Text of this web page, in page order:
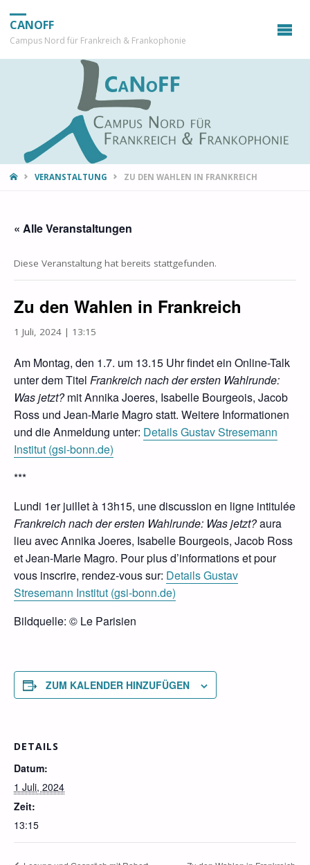
CANOFF
Campus Nord für Frankreich & Frankophonie
STARTVERANSTALTUNG ZU DEN WAHLEN IN FRANKREICH
« Alle Veranstaltungen
Diese Veranstaltung hat bereits stattgefunden.
Zu den Wahlen in Frankreich
1 Juli, 2024 | 13:15
Am Montag, den 1.7. um 13.15 Uhrfindet ein Online-Talk
unter dem Titel Frankreich nach der ersten Wahlrunde:
Was jetzt?mit Annika Joeres, Isabelle Bourgeois, Jacob
Ross und Jean-Marie Magro statt. Weitere Informationen
und die Anmeldung unter: Details Gustav Stresemann
Institut (gsi-bonn.de)
***
Lundi 1er juillet à 13h15, une discussion en ligne intitulée
Frankreich nach der ersten Wahlrunde: Was jetzt?aura
lieu avec Annika Joeres, Isabelle Bourgeois, Jacob Ross
et Jean-Marie Magro. Pour plus d’informations et pour
vous inscrire, rendez-vous sur: Details Gustav
Stresemann Institut (gsi-bonn.de)
Bildquelle: © Le Parisien
ZUM KALENDER HINZUFÜGEN
DETAILS
Datum:
1 Juli, 2024
Zeit:
13:15